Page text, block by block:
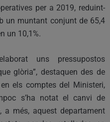
per a 2019, reduint-
un muntant conjunt de 65,4
un 10,1%.
uns pressupostos
glòria”, destaquen des de
en els comptes del Ministeri,
s’ha notat el canvi de
a més, aquest departament